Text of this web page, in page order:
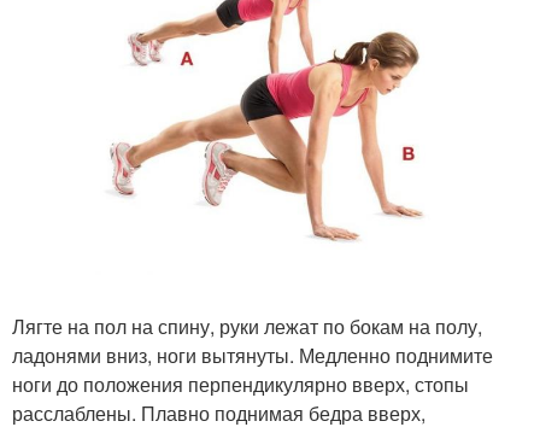
Лягте на пол на спину, руки лежат по бокам на полу,
ладонями вниз, ноги вытянуты. Медленно поднимите
ноги до положения перпендикулярно вверх, стопы
расслаблены. Плавно поднимая бедра вверх,